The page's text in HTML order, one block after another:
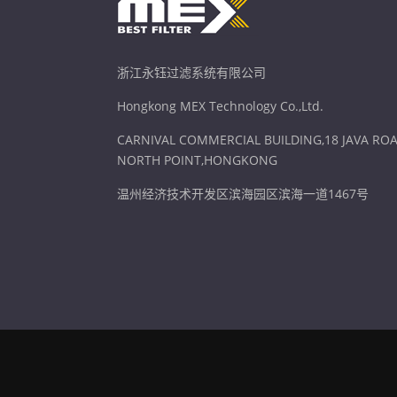
浙江永钰过滤系统有限公司
Hongkong MEX Technology Co.,Ltd.
CARNIVAL COMMERCIAL BUILDING,18 JAVA
NORTH POINT,HONGKONG
温州经济技术开发区滨海园区滨海一道1467号